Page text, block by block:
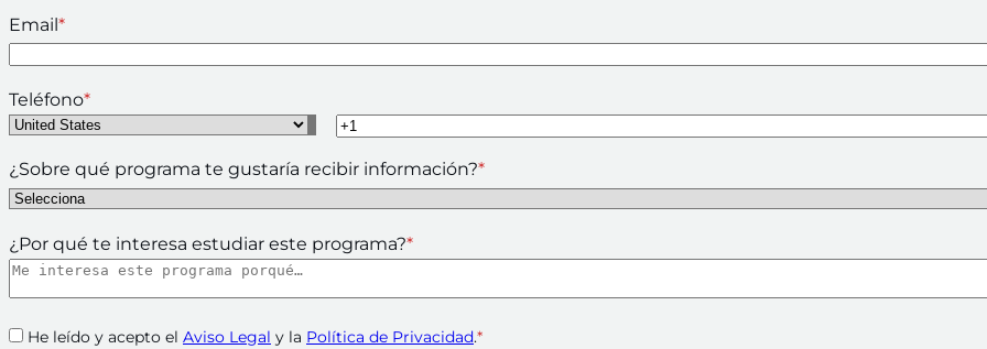
Email *
Teléfono*
¿Sobre qué programa te gustaría recibir información?*
¿Por qué te interesa estudiar este programa?*
He leído y acepto el Aviso Legal y la Política de Privacidad.*